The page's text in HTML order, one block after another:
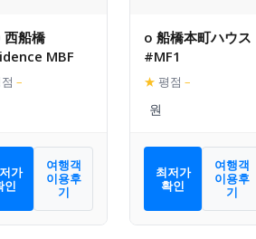
西船橋
MBF
–
가
인
여행객
이용후
기
o 船橋本町ハウス
#MF1
★ 평점 –
최저가
확인
여행객
이용후
기